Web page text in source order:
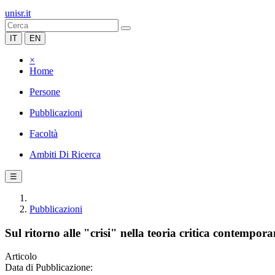
unisr.it
IT EN
×
Home
Persone
Pubblicazioni
Facoltà
Ambiti Di Ricerca
☰
Pubblicazioni
Sul ritorno alle "crisi" nella teoria critica
Articolo
Data di Pubblicazione: